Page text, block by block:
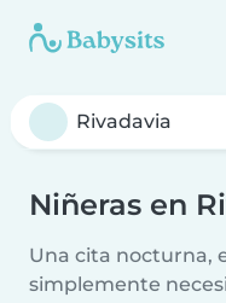
Niñeras en
Una cita nocturna,
simplemente